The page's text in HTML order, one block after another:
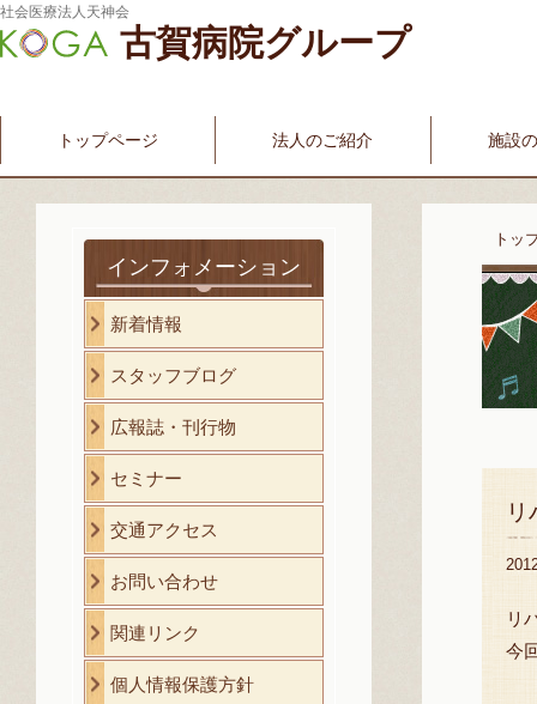
社会医療法人天神会
古賀病院グループ
トップページ 法人のご紹介 施設
新古賀みなみ病院 新古賀クリニック
インフォメーション
新着情報
スタッフブログ
広報誌・刊行物
セミナー
交通アクセス
お問い合わせ
関連リンク
個人情報保護方針
トッ
リ
今